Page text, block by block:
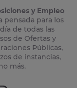
y Empleo
pensada para los
de todas las
de Ofertas y
Públicas,
de instancias,
más.